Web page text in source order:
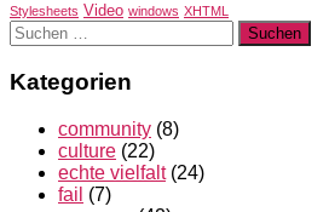
Stylesheets Video windows XHTML
Suchen
nach:
Kategorien
community (8)
culture (22)
echte vielfalt(24)
fail (7)